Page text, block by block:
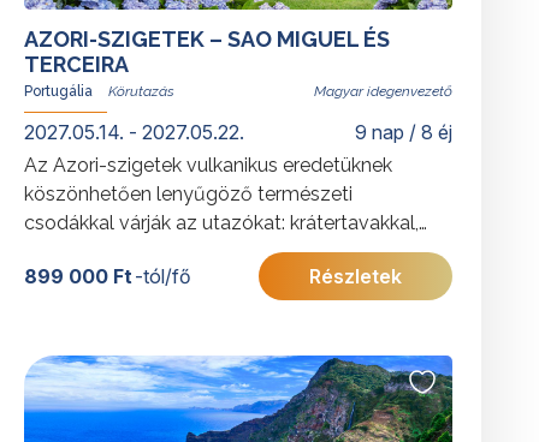
AZORI-SZIGETEK – SAO MIGUEL ÉS
TERCEIRA
Portugália Magyar idegenvezető
2027.05.14. - 2027.05.22. 9 nap / 8 éj
Az Azori-szigetek vulkanikus eredetüknek
köszönhetően lenyűgöző természeti
csodákkal várják az utazókat: krátertavakkal,
hegyekkel szegélyezett óceánpartokkal és
meleg vizű forrásokkal. A körutazás São
További érdekességekért Portugáliáról
kattintson ide.
899 000 Ft-tól/fő Részletek